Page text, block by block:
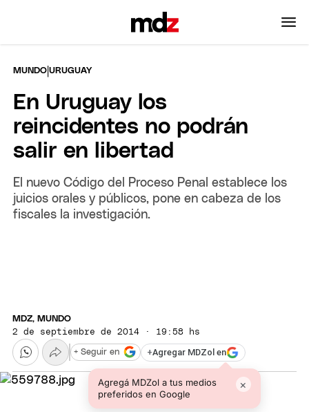
MUNDO |URUGUAY
En Uruguay los
reincidentes no podrán
salir en libertad
El nuevo Código del Proceso Penal establece los
juicios orales y públicos, pone en cabeza de los
fiscales la investigación.
MDZ, MUNDO
2 de septiembre de 2014 · 19:58 hs
+Agregar MDZol en
Agregá MDZol a tus medios
preferidos en Google
×
+ Seguir en